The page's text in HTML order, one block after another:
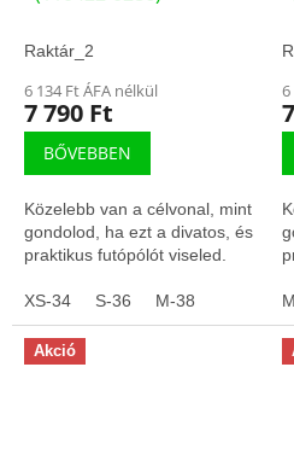
Raktár_2
6 134 Ft ÁFA nélkül
7 790 Ft
BŐVEBBEN
Közelebb van a célvonal, mint
gondolod, ha ezt a divatos, és
praktikus futópólót viseled.
XS-34 S-36 M-38
6
Akció